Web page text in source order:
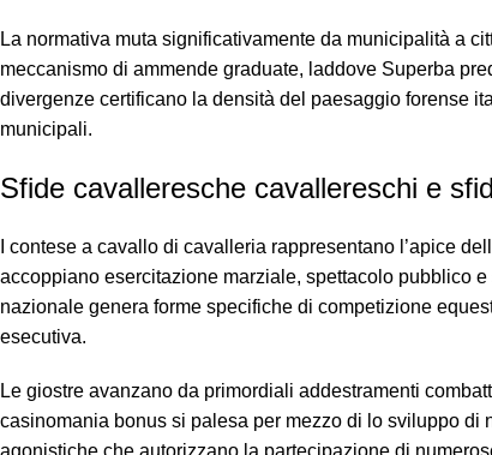
La normativa muta significativamente da municipalità a
meccanismo di ammende graduate, laddove Superba
divergenze certificano la densità del paesaggio forense
municipali.
Sfide cavalleresche cavallereschi e
I contese a cavallo di cavalleria rappresentano l’apice
accoppiano esercitazione marziale, spettacolo pubblico
nazionale genera forme specifiche di competizione
esecutiva.
Le giostre avanzano da primordiali addestramenti
casinomania bonus si palesa per mezzo di lo sviluppo
agonistiche che autorizzano la partecipazione di